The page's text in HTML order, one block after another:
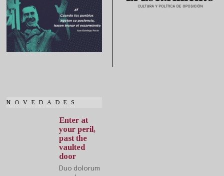
NOVEDADES
Enter at
your peril,
past the
vaulted
door
Duo dolorum